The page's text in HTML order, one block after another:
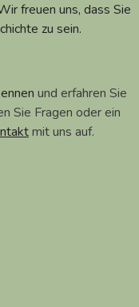
freuen uns, dass Sie
zu sein.
und erfahren Sie
Sie Fragen oder ein
mit uns auf.